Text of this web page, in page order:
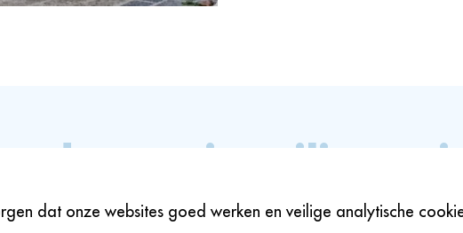
het decorsneeuw op te ruimen is het Cellulose wat wij
dat onze websites goed werken en veilige analytische